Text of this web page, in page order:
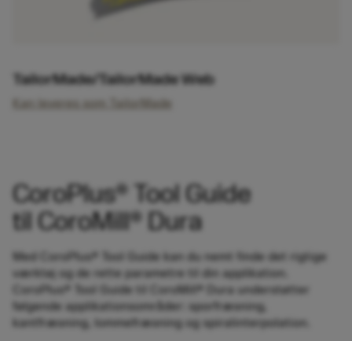
TailorMade/TailorMade Web
Kan leveres som TailorMade
CoroPlus® Tool Guide
til CoroMill® Dura
Med CoroPlus® Tool Guide kan du nemt finde det rigtige
værktøj og de rette parametre til din applikation.
CoroPlus® Tool Guide til CoroMill® Dura understøtter
følgende applikationsområder: sporfræsning,
kantfræsning, lommefræsning og spiralinterpolation.